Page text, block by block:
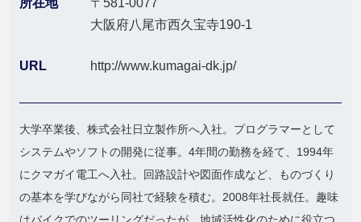
所在地
〒581-0077
大阪府八尾市西久宝寺190-1
URL http://www.kumagai-dk.jp/
大学卒業後、株式会社日立製作所へ入社。プログラマーとして
システムやソフトの開発に従事。4年間の勤務を経て、1994年
にクマガイ電工へ入社。回路設計や図面作成など、ものづくり
の基本を学びながら同社で経験を積む。2008年社長就任。趣味